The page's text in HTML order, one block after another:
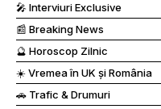
🎤 Interviuri Exclusive
📰 Breaking News
🔮 Horoscop Zilnic
☀️ Vremea în UK și România
🚗 Trafic & Drumuri